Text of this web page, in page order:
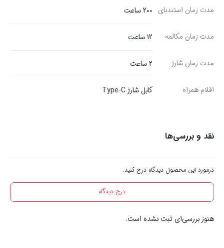
مدت زمان استندبای 200 ساعت
مدت زمان مکالمه 12 ساعت
مدت زمان شارژ 2 ساعت
اقلام همراه کابل شارژ Type-C
نقد و بررسی‌ها
درمورد این محصول دیدگاه درج کنید.
درج دیدگاه
هنوز بررسی‌ای ثبت نشده است.